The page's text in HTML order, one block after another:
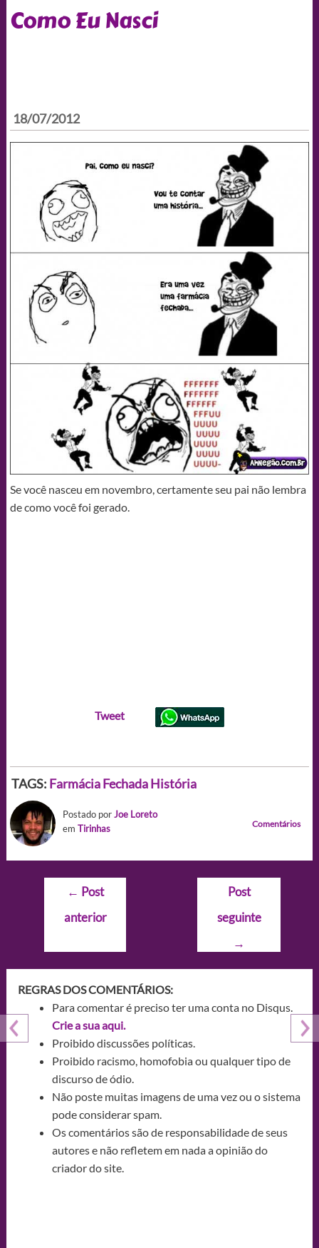
Como Eu Nasci
18/07/2012
Se você nasceu em novembro, certamente seu pai não lembra
de como você foi gerado.
Tweet
TAGS: Farmácia FechadaHistória
Postado porJoe Loreto
em Tirinhas Comentários
Navegação
Post
← Post
anterior
Post
seguinte
→
REGRAS DOS COMENTÁRIOS:
Para comentar é preciso ter uma conta no Disqus.
Crie a sua aqui.
Proibido discussões políticas.
Proibido racismo, homofobia ou qualquer tipo de
discurso de ódio.
Não poste muitas imagens de uma vez ou o sistema
pode considerar spam.
Os comentários são de responsabilidade de seus
autores e não refletem em nada a opinião do
criador do site.